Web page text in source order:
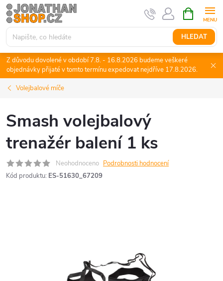
Přejít
na
obsah
HLEDAT
NÁKUPNÍ
KOŠÍK
Z důvodu dovolené v období 7.8. - 16.8.2026 budeme veškeré
objednávky přijaté v tomto termínu expedovat nejdříve 17.8.2026.
Volejbalové míče
Smash volejbalový
trenažér balení 1 ks
Neohodnoceno Podrobnosti hodnocení
Kód produktu: ES-51630_67209